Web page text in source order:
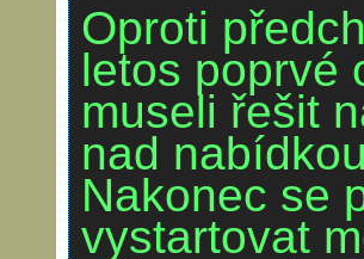
Oproti
letos poprvé
museli řešit
nad
Nakonec se
vystartovat